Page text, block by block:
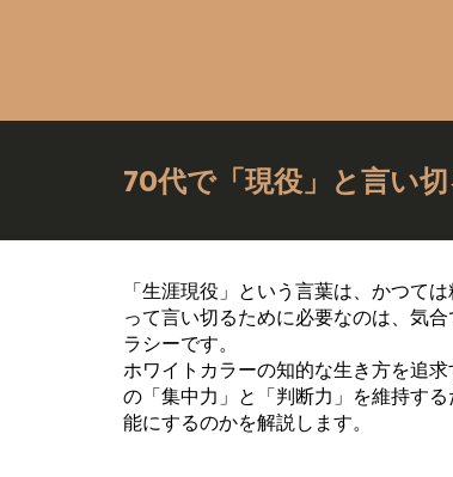
70代で「現役」と言い
「生涯現役」という言葉は、かつて
って言い切るために必要なのは、気
ラシーです。
ホワイトカラーの知的な生き方を追
の「集中力」と「判断力」を維持する
能にするのかを解説します。